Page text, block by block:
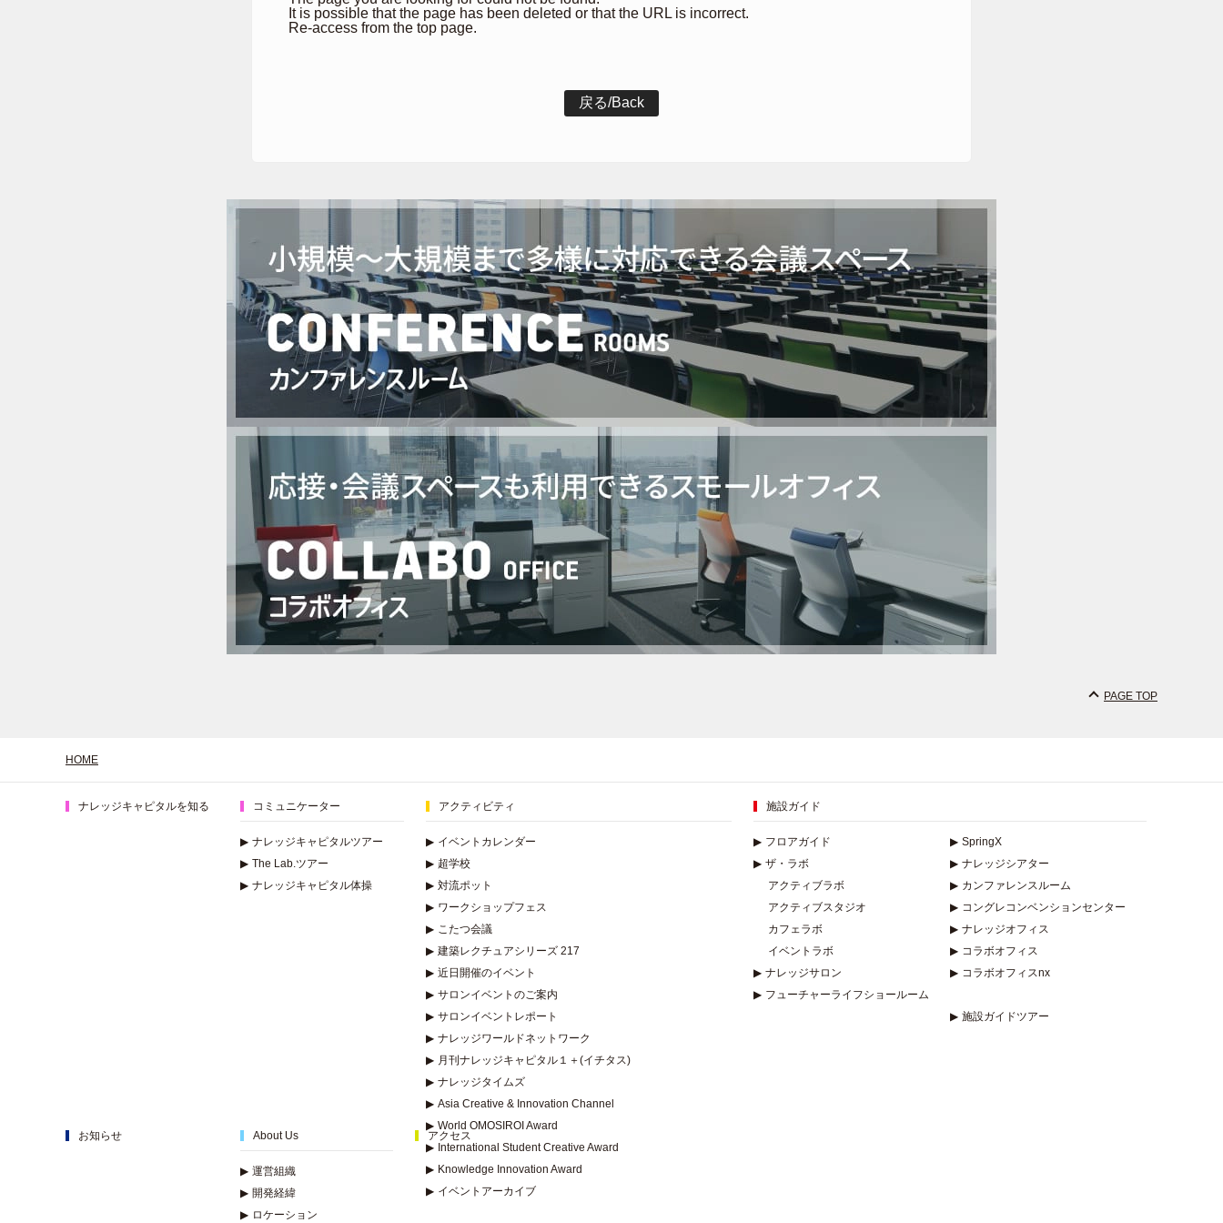
It is possible that the page has been deleted or that the URL is incorrect.
Re-access from the top page.
PAGE TOP
HOME
ナレッジキャピタルを知る コミュニケーター
▶ ナレッジキャピタルツアー
▶ The Lab.ツアー
▶ ナレッジキャピタル体操
アクティビティ
▶ イベントカレンダー
▶ 超学校
▶ 対流ポット
▶ ワークショップフェス
▶ こたつ会議
▶ 建築レクチュアシリーズ 217
▶ 近日開催のイベント
▶ サロンイベントのご案内
▶ サロンイベントレポート
▶ ナレッジワールドネットワーク
▶ 月刊ナレッジキャピタル１＋(イチタス)
▶ ナレッジタイムズ
▶ Asia Creative & Innovation Channel
▶ World OMOSIROI Award
▶ International Student Creative Award
▶ Knowledge Innovation Award
▶ イベントアーカイブ
施設ガイド
▶ フロアガイド
▶ ザ・ラボ
アクティブラボ
アクティブスタジオ
カフェラボ
イベントラボ
▶ ナレッジサロン
▶ フューチャーライフショールーム
▶ SpringX
▶ ナレッジシアター
▶ カンファレンスルーム
▶ コングレコンベンションセンター
▶ ナレッジオフィス
▶ コラボオフィス
▶ コラボオフィスnx
▶ 施設ガイドツアー
お知らせ About Us
▶ 運営組織
▶ 開発経緯
▶ ロケーション
アクセス